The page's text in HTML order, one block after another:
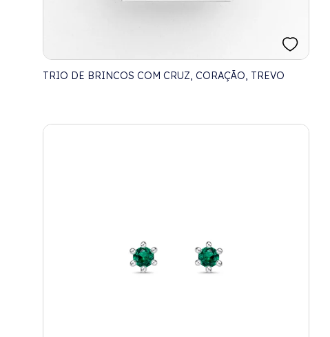
TRIO DE BRINCOS COM CRUZ, CORAÇÃO, TREVO